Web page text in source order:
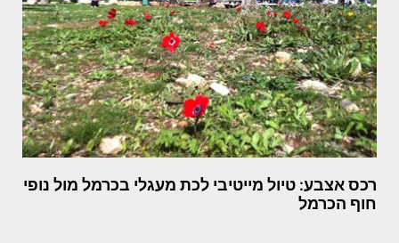
רכס אצבע: טיול מייטיבי לכת מעגלי בכרמל מול נופי
חוף הכרמל